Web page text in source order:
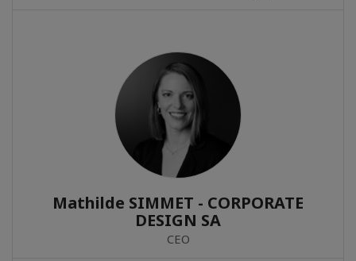
Mathilde SIMMET - CORPORATE
DESIGN SA
CEO